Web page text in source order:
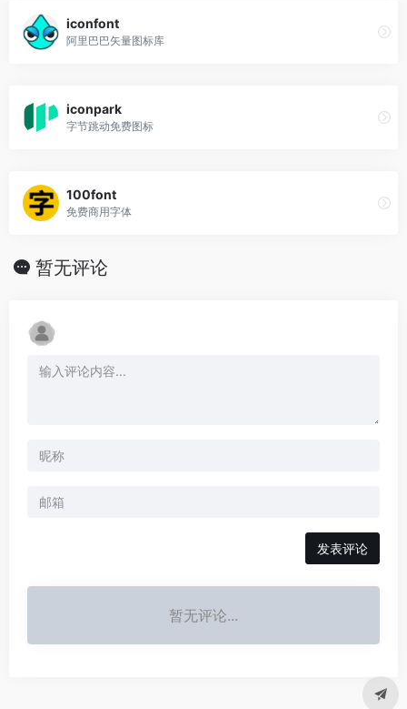
iconfont
阿里巴巴矢量图标库
iconpark
字节跳动免费图标
100font
免费商用字体
暂无评论
发表评论
暂无评论...